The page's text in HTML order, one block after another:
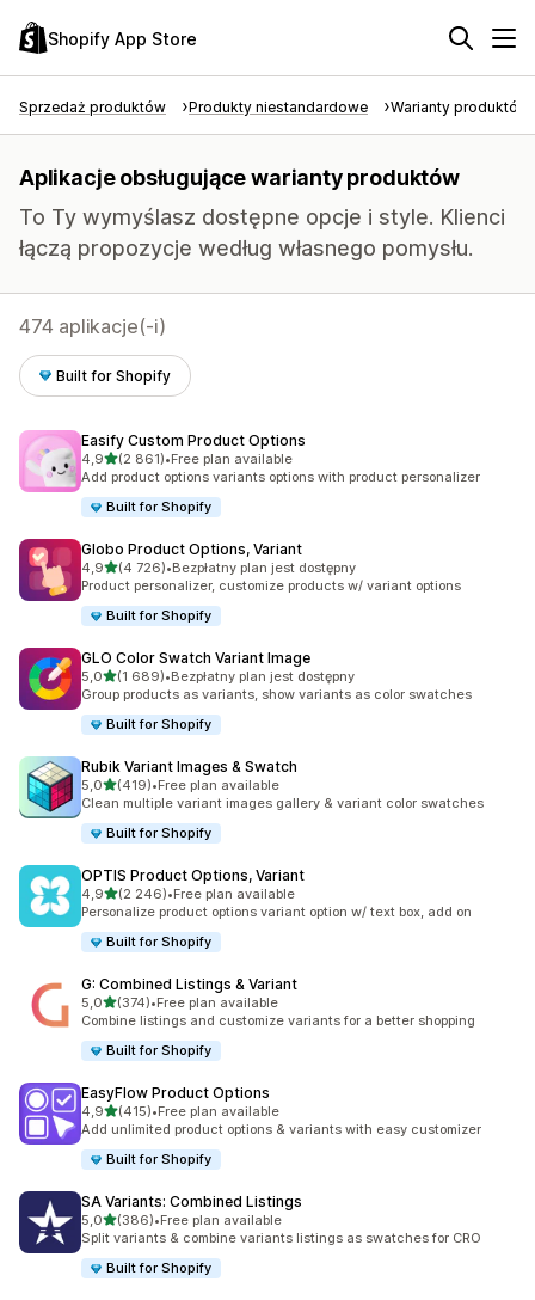
Shopify App Store
Sprzedaż produktów Produkty niestandardowe Warianty produktów
Aplikacje obsługujące warianty produktów
To Ty wymyślasz dostępne opcje i style. Klienci
łączą propozycje według własnego pomysłu.
474 aplikacje(-i)
Built for Shopify
Easify Custom Product Options
4,9na 5 gwiazdek
(2 861)
Łączna liczba recenzji: 2861
•Free plan available
Add product options variants options with product personalizer
Built for Shopify
Globo Product Options, Variant
4,9na 5 gwiazdek
(4 726)
Łączna liczba recenzji: 4726
•Bezpłatny plan jest dostępny
Product personalizer, customize products w/ variant options
Built for Shopify
GLO Color Swatch Variant Image
5,0na 5 gwiazdek
(1 689)
Łączna liczba recenzji: 1689
•Bezpłatny plan jest dostępny
Group products as variants, show variants as color swatches
Built for Shopify
Rubik Variant Images & Swatch
5,0na 5 gwiazdek
(419)
Łączna liczba recenzji: 419
•Free plan available
Clean multiple variant images gallery & variant color swatches
Built for Shopify
OPTIS Product Options, Variant
4,9na 5 gwiazdek
(2 246)
Łączna liczba recenzji: 2246
•Free plan available
Personalize product options variant option w/ text box, add on
Built for Shopify
G: Combined Listings & Variant
5,0na 5 gwiazdek
(374)
Łączna liczba recenzji: 374
•Free plan available
Combine listings and customize variants for a better shopping
Built for Shopify
EasyFlow Product Options
4,9na 5 gwiazdek
(415)
Łączna liczba recenzji: 415
•Free plan available
Add unlimited product options & variants with easy customizer
Built for Shopify
SA Variants: Combined Listings
5,0na 5 gwiazdek
(386)
Łączna liczba recenzji: 386
•Free plan available
Split variants & combine variants listings as swatches for CRO
Built for Shopify